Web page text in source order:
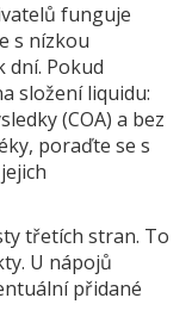
funguje
s nízkou
dní. Pokud
složení liquidu:
(COA) a bez
poraďte se s
třetích stran. To
U nápojů
přidané